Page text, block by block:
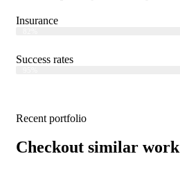
Insurance
Success rates
Recent portfolio
Checkout similar work